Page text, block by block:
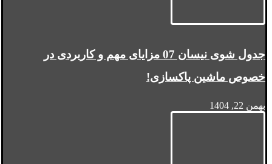
جدول شوی نیسان 07 مزایای مهم و کاربردی در
خصوص ماشین پاکسازی!
بهمن 22, 1404